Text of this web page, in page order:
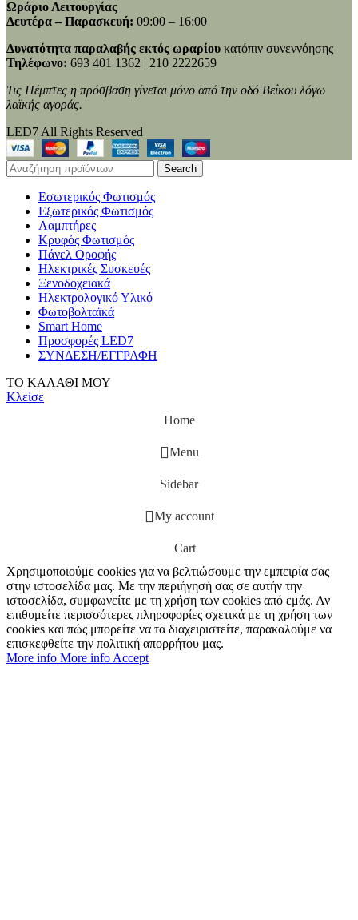
Ωράριο Λειτουργίας
Δευτέρα – Παρασκευή: 09:00 – 16:00
Δυνατότητα παραλαβής εκτός ωραρίου κατόπιν συνεννόησης
Τηλέφωνο: 693 401 1362 | 210 2222659
Τις Πέμπτες η πρόσβαση γίνεται μόνο από την οδό Βεΐκου λόγω
λαϊκής αγοράς.
LED7 All Rights Reserved
Search
Εσωτερικός Φωτισμός
Εξωτερικός Φωτισμός
Λαμπτήρες
Κρυφός Φωτισμός
Πάνελ Οροφής
Ηλεκτρικές Συσκευές
Ξενοδοχειακά
Ηλεκτρολογικό Υλικό
Φωτοβολταϊκά
Smart Home
Προσφορές LED7
ΣΥΝΔΕΣΗ/ΕΓΓΡΑΦΗ
ΤΟ ΚΑΛΑΘΙ ΜΟΥ
Κλείσε
Home
Menu
Sidebar
My account
Cart
Χρησιμοποιούμε cookies για να βελτιώσουμε την εμπειρία σας
στην ιστοσελίδα μας. Με την περιήγησή σας σε αυτήν την
ιστοσελίδα, συμφωνείτε με τη χρήση των cookies από εμάς. Αν
επιθυμείτε περισσότερες πληροφορίες σχετικά με τη χρήση των
cookies και πώς μπορείτε να τα διαχειριστείτε, παρακαλούμε να
επισκεφθείτε την πολιτική απορρήτου μας.
More info More info Accept